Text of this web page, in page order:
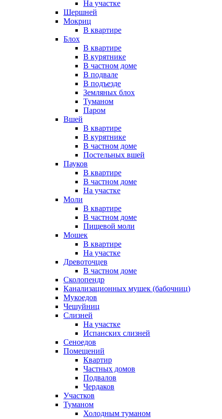
На участке
Шершней
Мокриц
В квартире
Блох
В квартире
В курятнике
В частном доме
В подвале
В подъезде
Земляных блох
Туманом
Паром
Вшей
В квартире
В курятнике
В частном доме
Постельных вшей
Пауков
В квартире
В частном доме
На участке
Моли
В квартире
В частном доме
Пищевой моли
Мошек
В квартире
На участке
Древоточцев
В частном доме
Сколопендр
Канализационных мушек (бабочниц)
Мукоедов
Чешуйниц
Слизней
На участке
Испанских слизней
Сеноедов
Помещений
Квартир
Частных домов
Подвалов
Чердаков
Участков
Туманом
Холодным туманом